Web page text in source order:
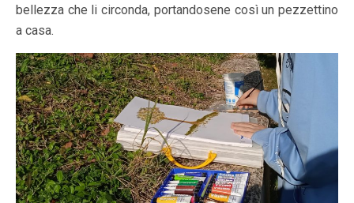
bellezza che li circonda, portandosene così un pezzettino
a casa.